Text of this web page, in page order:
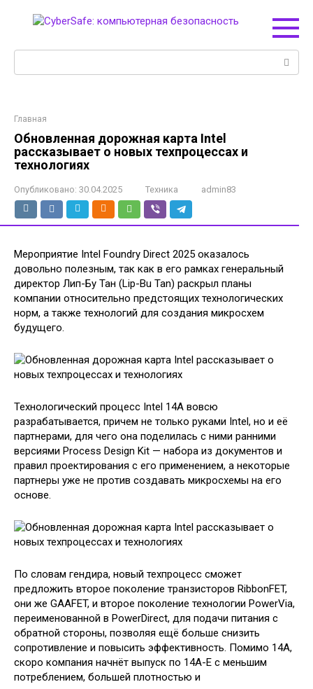
Главная
Обновленная дорожная карта Intel
рассказывает о новых техпроцессах и
технологиях
Опубликовано: 30.04.2025 Техника admin83
Мероприятие Intel Foundry Direct 2025 оказалось
довольно полезным, так как в его рамках генеральный
директор Лип-Бу Тан (Lip-Bu Tan) раскрыл планы
компании относительно предстоящих технологических
норм, а также технологий для создания микросхем
будущего.
Технологический процесс Intel 14A вовсю
разрабатывается, причем не только руками Intel, но и её
партнерами, для чего она поделилась с ними ранними
версиями Process Design Kit — набора из документов и
правил проектирования с его применением, а некоторые
партнеры уже не против создавать микросхемы на его
основе.
По словам гендира, новый техпроцесс сможет
предложить второе поколение транзисторов RibbonFET,
они же GAAFET, и второе поколение технологии PowerVia,
переименованной в PowerDirect, для подачи питания с
обратной стороны, позволяя ещё больше снизить
сопротивление и повысить эффективность. Помимо 14A,
скоро компания начнёт выпуск по 14A-E с меньшим
потреблением, большей плотностью и